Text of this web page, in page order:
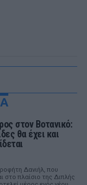
στον Βοτανικό:
θα έχει και
Δανιήλ, που
στο πλαίσιο της Διπλής